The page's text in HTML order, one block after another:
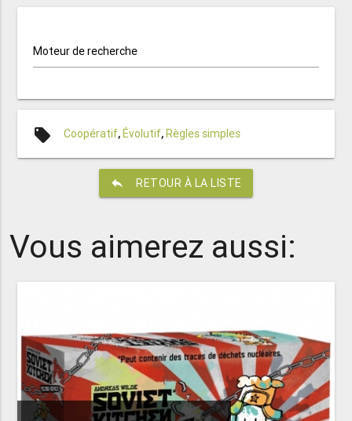
Moteur de recherche
local_offer Coopératif, Évolutif, Règles simples
reply RETOUR À LA LISTE
Vous aimerez aussi: